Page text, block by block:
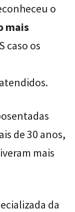
o
mais
caso os
de 30 anos,
mais
da